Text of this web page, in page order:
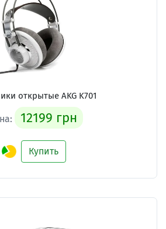
открытые AKG K701
12199 грн
Купить